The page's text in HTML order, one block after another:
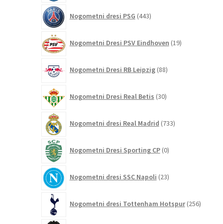
Nogometni dresi PSG 443izdelkov
Nogometni Dresi PSV Eindhoven 19izdelkov
Nogometni Dresi RB Leipzig 88izdelkov
Nogometni Dresi Real Betis 30izdelkov
Nogometni dresi Real Madrid 733izdelkov
Nogometni Dresi Sporting CP 0izdelkov
Nogometni dresi SSC Napoli 23izdelkov
Nogometni dresi Tottenham Hotspur 256